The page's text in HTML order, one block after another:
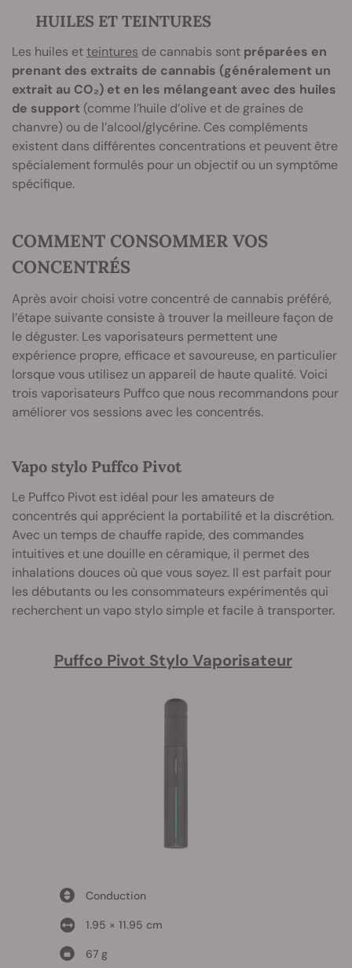
HUILES ET TEINTURES
Les huiles etteintures de cannabis sont préparées en
prenant des extraits de cannabis (généralement un
extrait au CO₂) et en les mélangeant avec des huiles
de support (comme l’huile d’olive et de graines de
chanvre) ou de l’alcool/glycérine. Ces compléments
existent dans différentes concentrations et peuvent être
spécialement formulés pour un objectif ou un symptôme
spécifique.
COMMENT CONSOMMER VOS
CONCENTRÉS
Après avoir choisi votre concentré de cannabis préféré,
l’étape suivante consiste à trouver la meilleure façon de
le déguster. Les vaporisateurs permettent une
expérience propre, efficace et savoureuse, en particulier
lorsque vous utilisez un appareil de haute qualité. Voici
trois vaporisateurs Puffco que nous recommandons pour
améliorer vos sessions avec les concentrés.
Vapo stylo Puffco Pivot
Le Puffco Pivot est idéal pour les amateurs de
concentrés qui apprécient la portabilité et la discrétion.
Avec un temps de chauffe rapide, des commandes
intuitives et une douille en céramique, il permet des
inhalations douces où que vous soyez. Il est parfait pour
les débutants ou les consommateurs expérimentés qui
recherchent un vapo stylo simple et facile à transporter.
Puffco Pivot Stylo Vaporisateur
Conduction
1.95 × 11.95 cm
67 g